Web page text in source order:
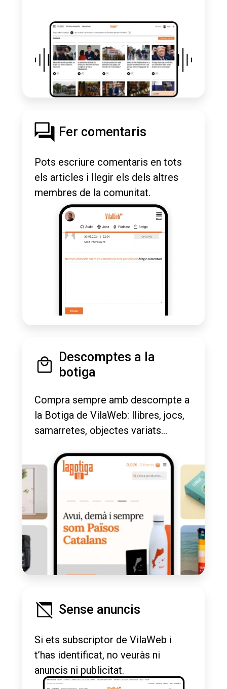
Fer comentaris
Pots escriure comentaris en tots
els articles i llegir els dels altres
membres de la comunitat.
Descomptes a la
botiga
Compra sempre amb descompte a
la Botiga de VilaWeb: llibres, jocs,
samarretes, objectes variats...
Sense anuncis
Si ets subscriptor de VilaWeb i
t’has identificat, no veuràs ni
anuncis ni publicitat.